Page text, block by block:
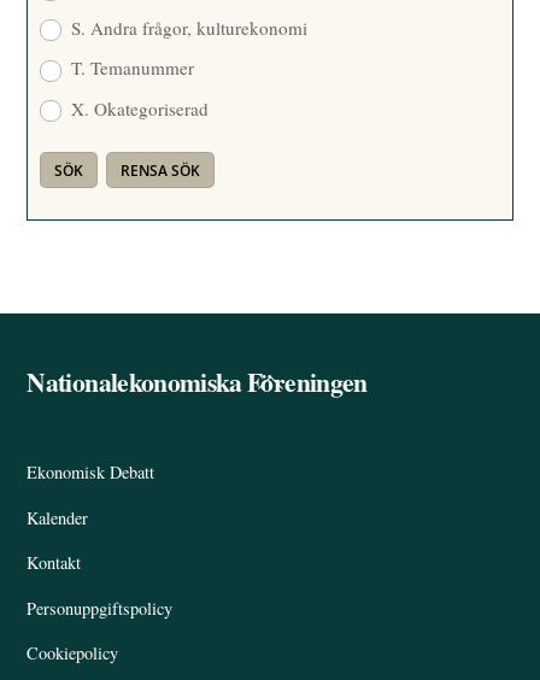
S. Andra frågor, kulturekonomi
T. Temanummer
X. Okategoriserad
Back
Nationalekonomiska Föreningen
Ekonomisk Debatt
Kalender
Kontakt
Personuppgiftspolicy
Cookiepolicy